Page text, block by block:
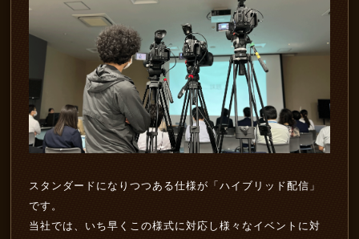
スタンダードになりつつある仕様が「ハイブリッド配信」
です。
当社では、いち早くこの様式に対応し様々なイベントに対